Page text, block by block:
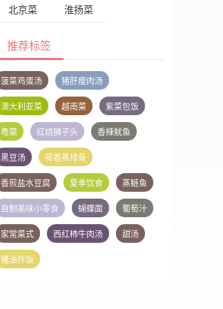
北京菜 淮扬菜
推荐标签
菠菜鸡蛋汤 猪肝瘦肉汤
澳大利亚菜 越南菜 紫菜包饭
粤菜 红烧狮子头 香辣鱿鱼
黑豆汤 荷香蒸排骨
香煎盐水豆腐 夏季饮食 蒸鲢鱼
自制美味小零食 蝴蝶面 葡萄汁
家常菜式 西红柿牛肉汤 甜汤
猪油拌饭